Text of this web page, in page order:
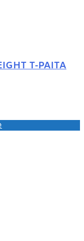
T-PAITA